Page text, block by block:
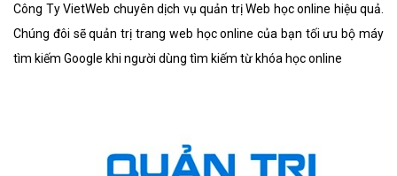
Công Ty VietWeb chuyên dịch vụ quản trị Web học online hiệu quả.
Chúng đôi sẽ quản trị trang web học online của bạn tối ưu bộ máy
tìm kiếm Google khi người dùng tìm kiếm từ khóa học online